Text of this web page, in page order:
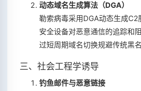
动态域名生成算法（DGA）
勒索病毒采用DGA动态生成C2
安全设备对恶意通信的追踪和
过短周期域名切换规避传统黑
三、社会工程学诱导
钓鱼邮件与恶意链接